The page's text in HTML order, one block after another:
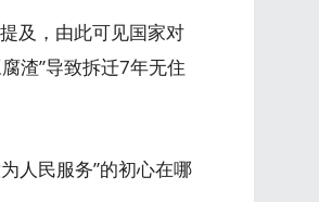
及，由此可见国家对
渣”导致拆迁7年无住
人民服务”的初心在哪